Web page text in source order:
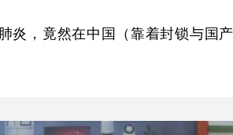
炎，竟然在中国（靠着封锁与国